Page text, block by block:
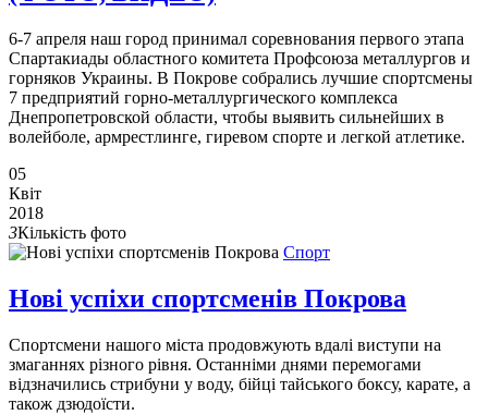
6-7 апреля наш город принимал соревнования первого этапа
Спартакиады областного комитета Профсоюза металлургов и
горняков Украины. В Покрове собрались лучшие спортсмены
7 предприятий горно-металлургического комплекса
Днепропетровской области, чтобы выявить сильнейших в
волейболе, армрестлинге, гиревом спорте и легкой атлетике.
05
Квіт
2018
3Кількість фото
Спорт
Нові успіхи спортсменів Покрова
Спортсмени нашого міста продовжують вдалі виступи на
змаганнях різного рівня. Останніми днями перемогами
відзначились стрибуни у воду, бійці тайського боксу, карате, а
також дзюдоїсти.